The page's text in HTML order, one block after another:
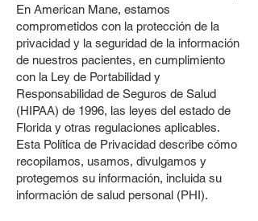
En American Mane, estamos
comprometidos con la protección de la
privacidad y la seguridad de la información
de nuestros pacientes, en cumplimiento
con la Ley de Portabilidad y
Responsabilidad de Seguros de Salud
(HIPAA) de 1996, las leyes del estado de
Florida y otras regulaciones aplicables.
Esta Política de Privacidad describe cómo
recopilamos, usamos, divulgamos y
protegemos su información, incluida su
información de salud personal (PHI).